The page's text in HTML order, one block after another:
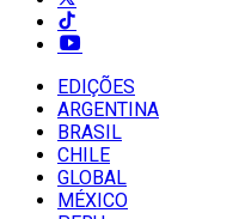
EDIÇÕES
ARGENTINA
BRASIL
CHILE
GLOBAL
MÉXICO